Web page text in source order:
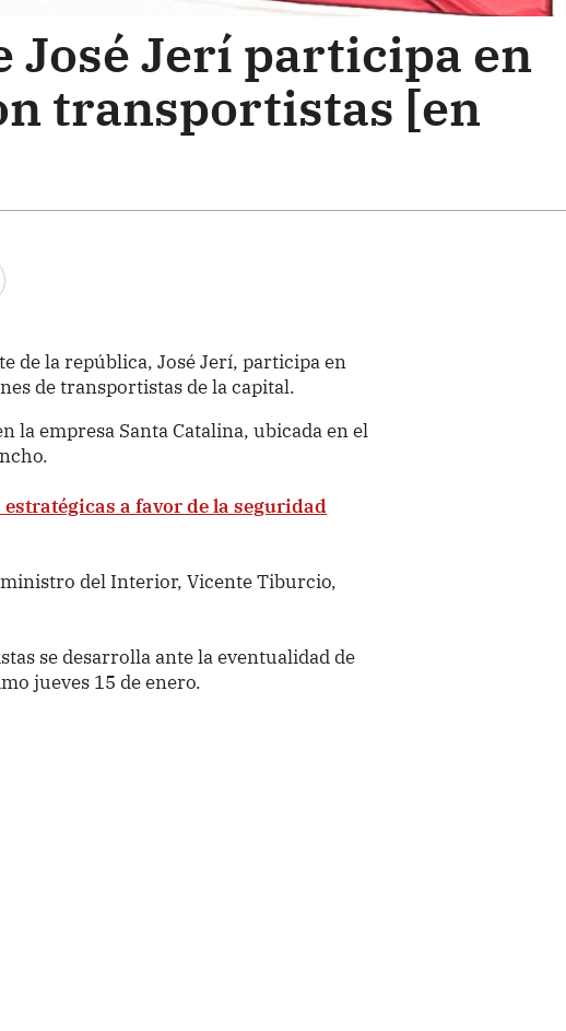
José Jerí participa en
transportistas [en
de la república, José Jerí, participa en
de transportistas de la capital.
la empresa Santa Catalina, ubicada en el
a favor de la seguridad
del Interior, Vicente Tiburcio,
se desarrolla ante la eventualidad de
jueves 15 de enero.